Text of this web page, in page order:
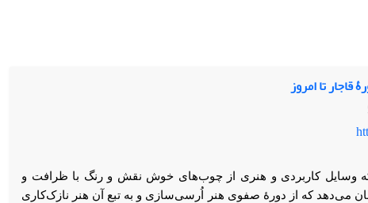
تا امروز
وسایل کاربردی و هنری از چوب‌های خوش نقش و رنگ با ظرافت و
می‌دهد که از دورۀ صفوی هنر اُرسی‌سازی و به تبع آن هنر نازک‌کاری